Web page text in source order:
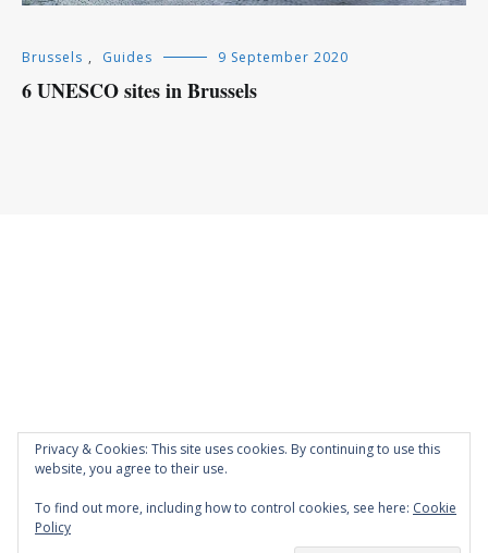
Brussels , Guides 9 September 2020
6 UNESCO sites in Brussels
Privacy & Cookies: This site uses cookies. By continuing to use this
website, you agree to their use.
To find out more, including how to control cookies, see here: Cookie
Policy